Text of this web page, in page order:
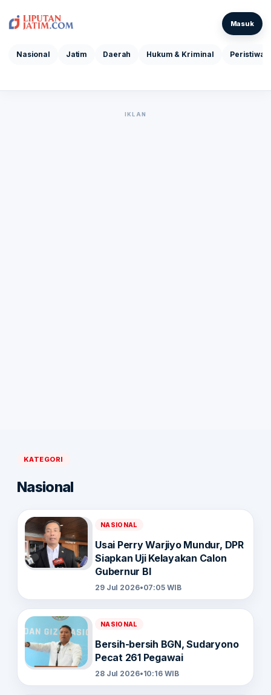
Nasional Jatim Daerah Hukum & Kriminal Peristiwa
Masuk
IKLAN
KATEGORI
Nasional
NASIONAL
Usai Perry Warjiyo Mundur, DPR
Siapkan Uji Kelayakan Calon
Gubernur BI
29 Jul 2026•07:05 WIB
NASIONAL
Bersih-bersih BGN, Sudaryono
Pecat 261 Pegawai
28 Jul 2026•10:16 WIB